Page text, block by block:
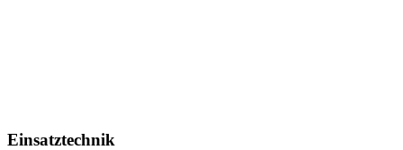
Einsatztechnik